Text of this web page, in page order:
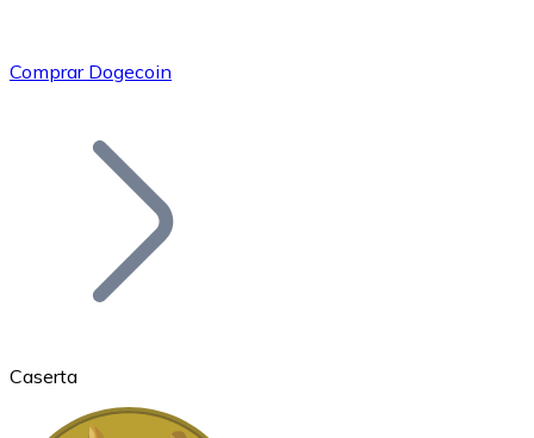
Bitcoin
Comprar Dogecoin
Caserta